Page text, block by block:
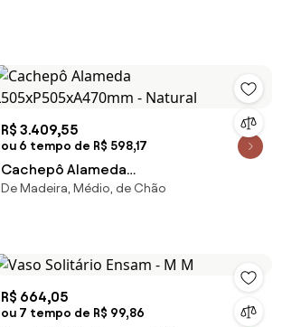
R$ 3.409,55
ou 6 tempo de R$ 598,17
Cachepô Alameda
L505xP505xA470mm - Natural
De Madeira, Médio, de Chão
R$ 664,05
ou 7 tempo de R$ 99,86